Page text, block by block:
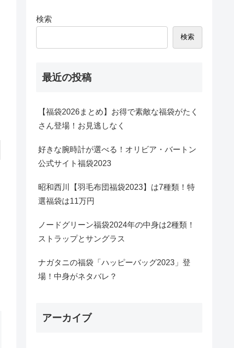
検索
検索
最近の投稿
【福袋2026まとめ】お得で素敵な福袋がたく
さん登場！お見逃しなく
好きな腕時計が選べる！オリビア・バートン
公式サイト福袋2023
昭和西川【羽毛布団福袋2023】は7種類！特
選福袋は11万円
ノードグリーン福袋2024年の中身は2種類！
ストラップとサングラス
ナガタニの福袋「ハッピーバッグ2023」登
場！中身がネタバレ？
アーカイブ